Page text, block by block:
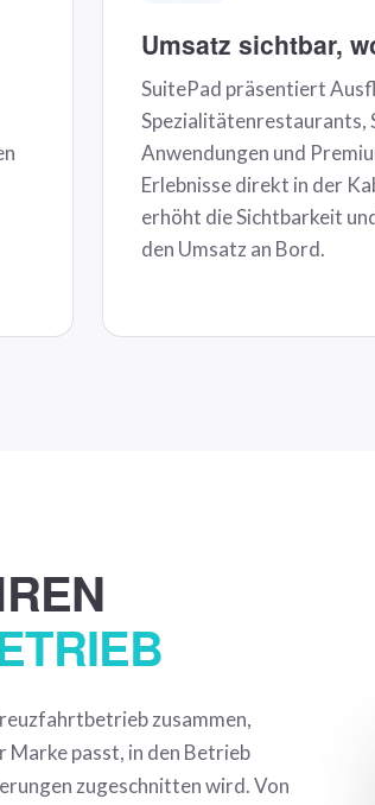
Umsatz sichtbar,
SuitePad präsentiert
Spezialitätenrestaurants,
Anwendungen und
Erlebnisse direkt in der
erhöht die Sichtbarkeit
den Umsatz an Bord.
zusammen,
passt, in den Betrieb
zugeschnitten wird. Von